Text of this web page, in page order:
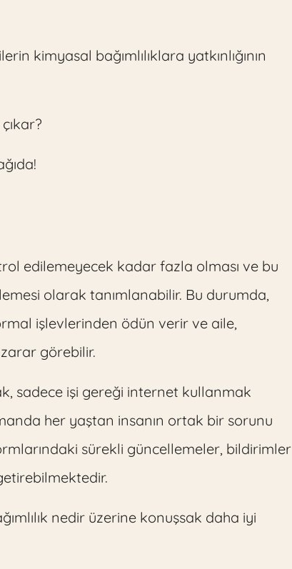
kimyasal bağımlılıklara yatkınlığının
edilemeyecek kadar fazla olması ve bu
olarak tanımlanabilir. Bu durumda,
işlevlerinden ödün verir ve aile,
görebilir.
sadece işi gereği internet kullanmak
her yaştan insanın ortak bir sorunu
sürekli güncellemeler, bildirimler
nedir üzerine konuşsak daha iyi